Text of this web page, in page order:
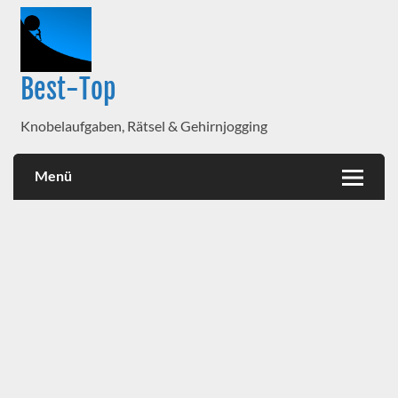
Best-Top
Knobelaufgaben, Rätsel & Gehirnjogging
Menü